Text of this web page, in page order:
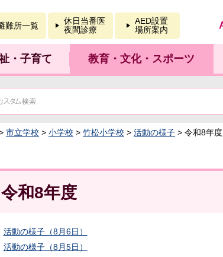
難所一覧
休日当番医
夜間診療
AED設置
場所案内
・子育て 教育・文化・スポーツ
市立学校 > 小学校 > 竹松小学校 > 活動の様子 > 令和8年度
令和8年度
活動の様子（8月6日）
活動の様子（8月5日）